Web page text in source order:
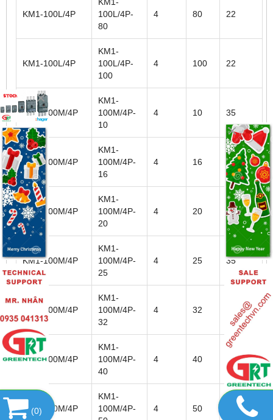
KM1-100L/4P
100L/4P-
80
4 80 22
KM1-100L/4P
KM1-
100L/4P-
100
4 100 22
KM1-100M/4P
KM1-
100M/4P-
10
4 10 35
KM1-100M/4P
KM1-
100M/4P-
16
4 16 35
KM1-100M/4P
KM1-
100M/4P-
20
4 20 35
KM1-100M/4P
KM1-
100M/4P-
25
4 25 35
KM1-100M/4P
KM1-
100M/4P-
32
4 32
KM1-100M/4P
KM1-
100M/4P-
40
4 40 35
KM1-100M/4P
KM1-
100M/4P-
4 50
(0)